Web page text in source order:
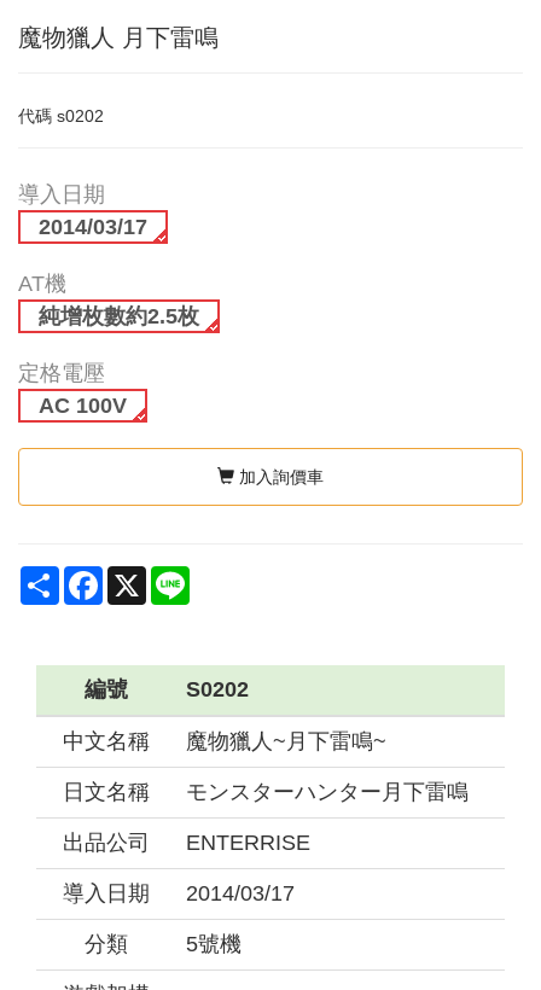
魔物獵人 月下雷鳴
代碼 s0202
導入日期
2014/03/17
AT機
純增枚數約2.5枚
定格電壓
AC 100V
加入詢價車
ShareFacebook
X
編號 S0202
中文名稱 魔物獵人~月下雷鳴~
日文名稱 モンスターハンター月下雷鳴
出品公司 ENTERRISE
導入日期 2014/03/17
分類 5號機